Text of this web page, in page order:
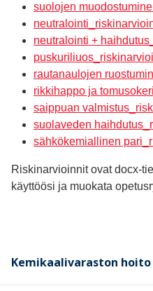
suolojen
neutralointi +
rautanaulojen
rikkihappo ja
saippuan
suolaveden
sähkökemiallinen
Riskinarvioinnit ovat docx-
käyttöösi ja muokata
Kemikaalivaraston hoito